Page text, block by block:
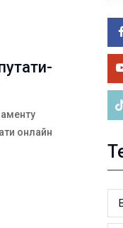
онлайн
У